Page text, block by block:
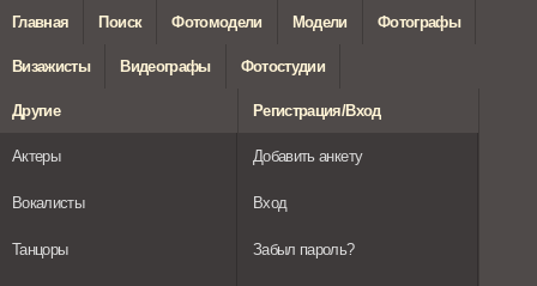
Главная Поиск Фотомодели Модели Фотографы
Визажисты Видеографы Фотостудии
Другие
Актеры
Вокалисты
Танцоры
Регистрация/Вход
Добавить анкету
Вход
Забыл пароль?